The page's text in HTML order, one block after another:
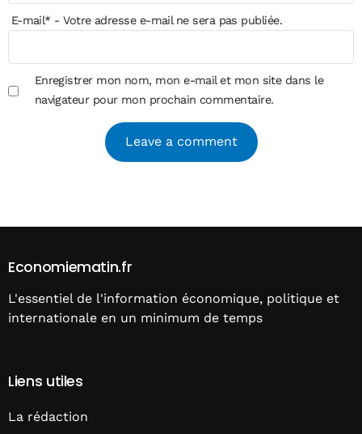
E-mail*- Votre adresse e-mail ne sera pas publiée.
Enregistrer mon nom, mon e-mail et mon site dans le
navigateur pour mon prochain commentaire.
Economiematin.fr
L'essentiel de l'information économique, politique et
internationale en un minimum de temps
Liens utiles
La rédaction